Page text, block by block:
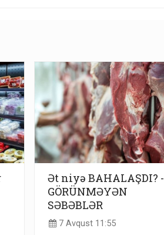
Ət niyə BAHALAŞDI? -
GÖRÜNMƏYƏN
SƏBƏBLƏR
7 Avqust 11:55